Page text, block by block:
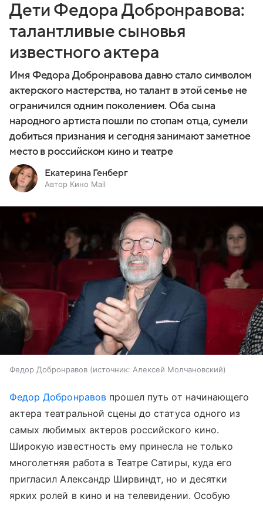
Дети Федора Добронравова:
талантливые сыновья
известного актера
Имя Федора Добронравова давно стало символом
актерского мастерства, но талант в этой семье не
ограничился одним поколением. Оба сына
народного артиста пошли по стопам отца, сумели
добиться признания и сегодня занимают заметное
место в российском кино и театре
Екатерина Генберг
Автор Кино Mail
Федор Добронравов источник: Алексей Молчановский
Федор Добронравовпрошел путь от начинающего
актера театральной сцены до статуса одного из
самых любимых актеров российского кино.
Широкую известность ему принесла не только
многолетняя работа в Театре Сатиры, куда его
пригласил Александр Ширвиндт, но и десятки
ярких ролей в кино и на телевидении. Особую